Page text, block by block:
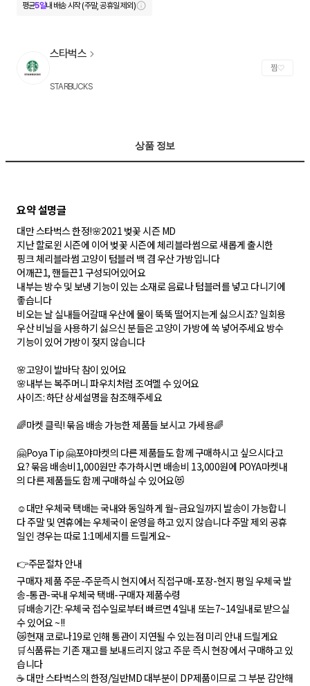
평균5일내 배송 시작 (주말, 공휴일 제외)
스타벅스
STARBUCKS
찜
상품 정보
대만 스타벅스 한정!🌸2021 벚꽃 시즌 MD
지난 할로윈 시즌에 이어 벚꽃 시즌에 체리블라썸으로 새롭게 출시한
핑크 체리블라썸 고양이 텀블러 백 겸 우산 가방입니다
어깨끈1, 핸들끈1 구성되어있어요
내부는 방수 및 보냉 기능이 있는 소재로 음료나 텀블러를 넣고 다니기에
좋습니다
비오는 날 실내들어갈때 우산에 물이 뚝뚝 떨어지는게 싫으시죠? 일회용
우산 비닐을 사용하기 싫으신 분들은 고양이 가방에 쏙 넣어주세요 방수
기능이 있어 가방이 젖지 않습니다
🌸고양이 발바닥 참이 있어요
🌸내부는 복주머니 파우치처럼 조여멜 수 있어요
사이즈: 하단 상세설명을 참조해주세요
🌈마켓 클릭! 묶음 배송 가능한 제품들 보시고 가세용🌈
🤗Poya Tip 🤗포야마켓의 다른 제품들도 함께 구매하시고 싶으시다고
요? 묶음 배송비1,000원만 추가하시면 배송비 13,000원에 POYA마켓내
의 다른 제품들도 함께 구매하실 수 있어요😻
☺️대만 우체국 택배는 국내와 동일하게 월~금요일까지 발송이 가능합니
다 주말 및 연휴에는 우체국이 운영을 하고 있지 않습니다 주말 제외 공휴
일인 경우는 따로 1:1메세지를 드릴게요~
👉주문절차 안내
구매자 제품 주문-주문즉시 현지에서 직접구매-포장-현지 평일 우체국 발
송-통관-국내 우체국 택배-구매자 제품수령
🛒배송기간: 우체국 접수일로부터 빠르면 4일내 또는7~14일내로 받으실
수 있어요 ~!!
😿현재 코로나19로 인해 통관이 지연될 수 있는점 미리 안내 드릴게요
🛒식품류는 기존 재고를 보내드리지 않고 주문 즉시 현장에서 구매하고 있
습니다
☕️ 대만 스타벅스의 한정/일반MD 대부분이 DP제품이므로 그 부분 감안해